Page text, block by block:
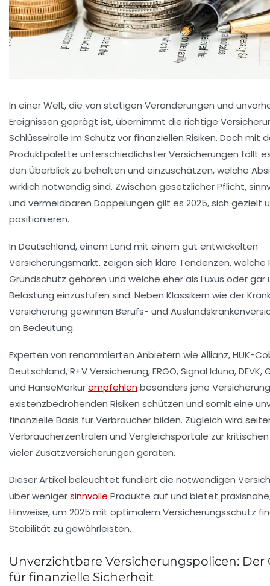
In einer Welt, die von stetigen Veränderungen und
Ereignissen geprägt ist, übernimmt die richtige
Schlüsselrolle im Schutz vor finanziellen Risiken. Doch mit
Produktpalette unterschiedlichster Versicherungen fällt
den Überblick zu behalten und einzuschätzen, welche
wirklich notwendig sind. Zwischen gesetzlicher Pflicht,
und vermeidbaren Doppelungen gilt es 2025, sich gezielt
positionieren.
In Deutschland, einem Land mit einem gut entwickelten
Versicherungsmarkt, zeigen sich klare Tendenzen, welche
Grundschutz gehören und welche eher als Luxus oder gar
Belastung einzustufen sind. Neben Klassikern wie der
Versicherung gewinnen Berufs- und
an Bedeutung.
Experten von renommierten Anbietern wie Allianz, HUK-
Deutschland, R+V Versicherung, ERGO, Signal Iduna,
und HanseMerkurempfehlenbesonders jene
existenzbedrohenden Risiken schützen und somit eine
finanzielle Basis für Verbraucher bilden. Zugleich wird
Verbraucherzentralen und Vergleichsportale zur
vieler Zusatzversicherungen geraten.
Dieser Artikel beleuchtet fundiert die notwendigen
über wenigersinnvolle Produkte auf und bietet
Hinweise, um 2025 mit optimalem Versicherungsschutz
Stabilität zu gewährleisten.
Unverzichtbare Versicherungspolicen: Der
für finanzielle Sicherheit